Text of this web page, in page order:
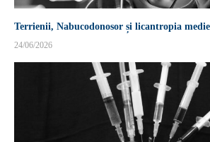
Terrienii, Nabucodonosor și licantropia
24/06/2026